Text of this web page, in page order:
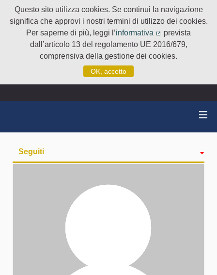
Questo sito utilizza cookies. Se continui la navigazione
significa che approvi i nostri termini di utilizzo dei cookies.
Per saperne di più, leggi l’informativa
(Collegamento
prevista
dall’articolo 13 del regolamento UE 2016/679,
comprensiva della gestione dei cookies.
OK, accetto
Seguiti